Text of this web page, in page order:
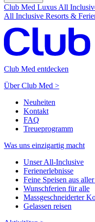
Club Med Luxus All
All Inclusive Resorts &
Club Med entdecken
Über Club Med >
Neuheiten
Kontakt
FAQ
Treueprogramm
Was uns einzigartig macht
Unser All-Inclusive
Ferienerlebnisse
Feine Speisen aus
Wunschferien für alle
Massgeschneiderter
Gelassen reisen